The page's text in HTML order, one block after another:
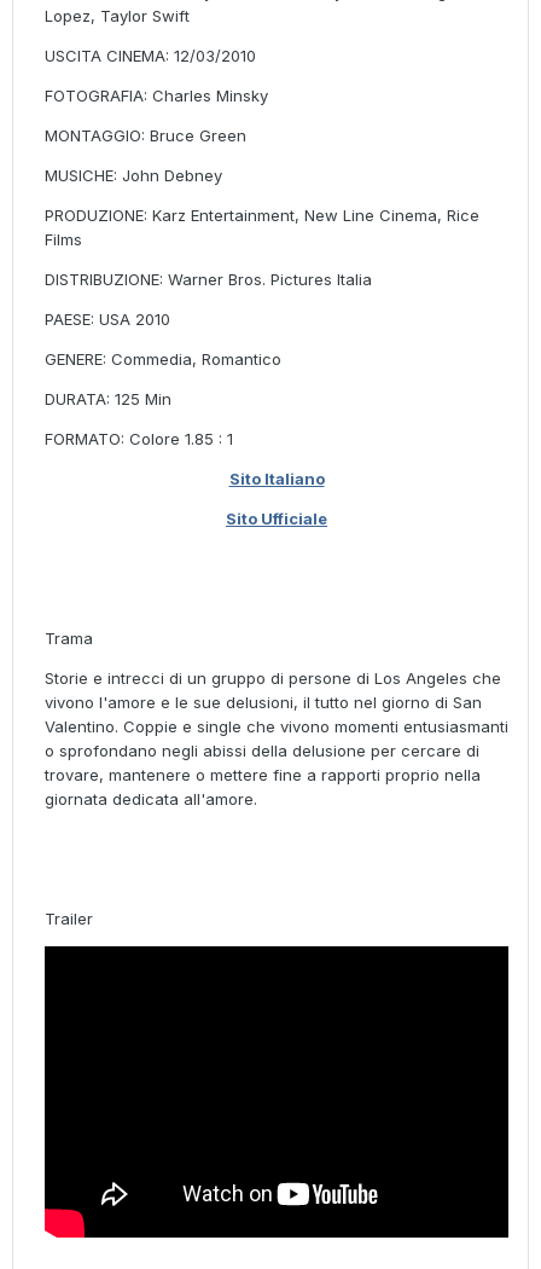
Lopez, Taylor Swift
USCITA CINEMA: 12/03/2010
FOTOGRAFIA: Charles Minsky
MONTAGGIO: Bruce Green
MUSICHE: John Debney
PRODUZIONE: Karz Entertainment, New Line Cinema, Rice
Films
DISTRIBUZIONE: Warner Bros. Pictures Italia
PAESE: USA 2010
GENERE: Commedia, Romantico
DURATA: 125 Min
FORMATO: Colore 1.85 : 1
Sito Italiano
Sito Ufficiale
Trama
Storie e intrecci di un gruppo di persone di Los Angeles che
vivono l'amore e le sue delusioni, il tutto nel giorno di San
Valentino. Coppie e single che vivono momenti entusiasmanti
o sprofondano negli abissi della delusione per cercare di
trovare, mantenere o mettere fine a rapporti proprio nella
giornata dedicata all'amore.
Trailer